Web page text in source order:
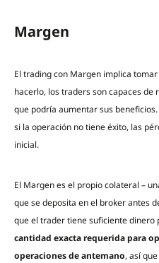
Margen
El trading con Margen implica
hacerlo, los traders son capaces
que podría aumentar sus
si la operación no tiene éxito, las
inicial.
El Margen es el propio colateral –
que se deposita en el broker antes
que el trader tiene suficiente dinero
cantidad exacta requerida para
operaciones de antemano, así